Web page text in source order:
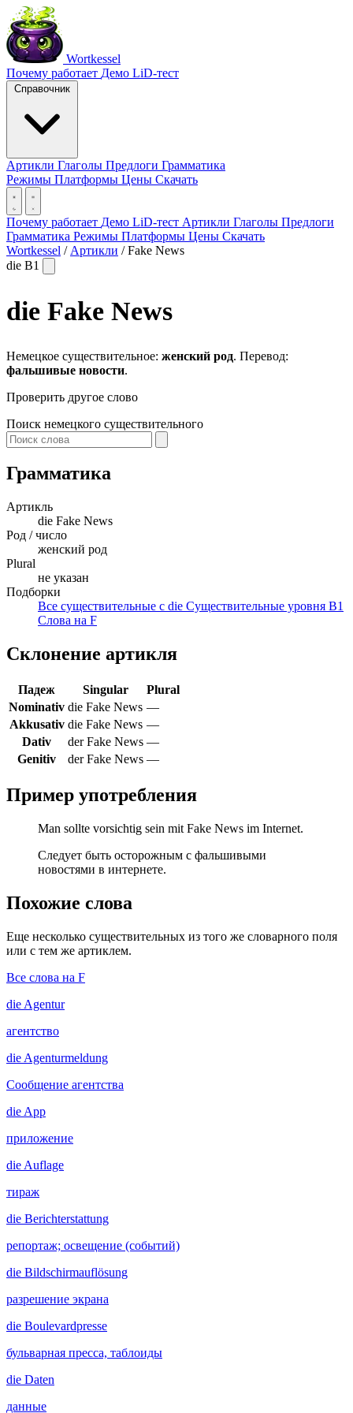
Wortkessel
Почему работает Демо LiD-тест
Справочник
Артикли Глаголы Предлоги Грамматика
Режимы Платформы Цены Скачать
Почему работает Демо LiD-тест Артикли Глаголы Предлоги
Грамматика Режимы Платформы Цены Скачать
Wortkessel / Артикли / Fake News
die B1
die Fake News
Немецкое существительное: женский род. Перевод:
фальшивые новости.
Проверить другое слово
Поиск немецкого существительного
Грамматика
Артикль
die Fake News
Род / число
женский род
Plural
не указан
Подборки
Все существительные с die Существительные уровня B1
Слова на F
Склонение артикля
Падеж Singular
Plural
Nominativ die Fake News —
Akkusativ die Fake News —
Dativ
der Fake News —
Genitiv
der Fake News —
Пример употребления
Man sollte vorsichtig sein mit Fake News im Internet.
Следует быть осторожным с фальшивыми
новостями в интернете.
Похожие слова
Еще несколько существительных из того же словарного поля
или с тем же артиклем.
Все слова на F
die Agentur
агентство
die Agenturmeldung
Сообщение агентства
die App
приложение
die Auflage
тираж
die Berichterstattung
репортаж; освещение (событий)
die Bildschirmauflösung
разрешение экрана
die Boulevardpresse
бульварная пресса, таблоиды
die Daten
данные